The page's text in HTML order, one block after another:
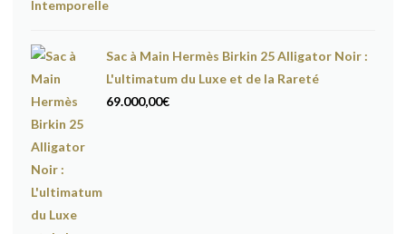
Sac à Main Hermès Birkin 25 Alligator Noir :
L'ultimatum du Luxe et de la Rareté
69.000,00€